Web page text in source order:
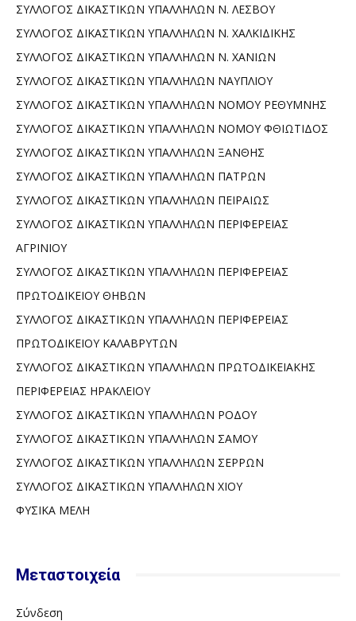
ΣΥΛΛΟΓΟΣ ΔΙΚΑΣΤΙΚΩΝ ΥΠΑΛΛΗΛΩΝ Ν. ΛΕΣΒΟΥ
ΣΥΛΛΟΓΟΣ ΔΙΚΑΣΤΙΚΩΝ ΥΠΑΛΛΗΛΩΝ Ν. ΧΑΛΚΙΔΙΚΗΣ
ΣΥΛΛΟΓΟΣ ΔΙΚΑΣΤΙΚΩΝ ΥΠΑΛΛΗΛΩΝ Ν. ΧΑΝΙΩΝ
ΣΥΛΛΟΓΟΣ ΔΙΚΑΣΤΙΚΩΝ ΥΠΑΛΛΗΛΩΝ ΝΑΥΠΛΙΟΥ
ΣΥΛΛΟΓΟΣ ΔΙΚΑΣΤΙΚΩΝ ΥΠΑΛΛΗΛΩΝ ΝΟΜΟΥ ΡΕΘΥΜΝΗΣ
ΣΥΛΛΟΓΟΣ ΔΙΚΑΣΤΙΚΩΝ ΥΠΑΛΛΗΛΩΝ ΝΟΜΟΥ ΦΘΙΩΤΙΔΟΣ
ΣΥΛΛΟΓΟΣ ΔΙΚΑΣΤΙΚΩΝ ΥΠΑΛΛΗΛΩΝ ΞΑΝΘΗΣ
ΣΥΛΛΟΓΟΣ ΔΙΚΑΣΤΙΚΩΝ ΥΠΑΛΛΗΛΩΝ ΠΑΤΡΩΝ
ΣΥΛΛΟΓΟΣ ΔΙΚΑΣΤΙΚΩΝ ΥΠΑΛΛΗΛΩΝ ΠΕΙΡΑΙΩΣ
ΣΥΛΛΟΓΟΣ ΔΙΚΑΣΤΙΚΩΝ ΥΠΑΛΛΗΛΩΝ ΠΕΡΙΦΕΡΕΙΑΣ
ΑΓΡΙΝΙΟΥ
ΣΥΛΛΟΓΟΣ ΔΙΚΑΣΤΙΚΩΝ ΥΠΑΛΛΗΛΩΝ ΠΕΡΙΦΕΡΕΙΑΣ
ΠΡΩΤΟΔΙΚΕΙΟΥ ΘΗΒΩΝ
ΣΥΛΛΟΓΟΣ ΔΙΚΑΣΤΙΚΩΝ ΥΠΑΛΛΗΛΩΝ ΠΕΡΙΦΕΡΕΙΑΣ
ΠΡΩΤΟΔΙΚΕΙΟΥ ΚΑΛΑΒΡΥΤΩΝ
ΣΥΛΛΟΓΟΣ ΔΙΚΑΣΤΙΚΩΝ ΥΠΑΛΛΗΛΩΝ ΠΡΩΤΟΔΙΚΕΙΑΚΗΣ
ΠΕΡΙΦΕΡΕΙΑΣ ΗΡΑΚΛΕΙΟΥ
ΣΥΛΛΟΓΟΣ ΔΙΚΑΣΤΙΚΩΝ ΥΠΑΛΛΗΛΩΝ ΡΟΔΟΥ
ΣΥΛΛΟΓΟΣ ΔΙΚΑΣΤΙΚΩΝ ΥΠΑΛΛΗΛΩΝ ΣΑΜΟΥ
ΣΥΛΛΟΓΟΣ ΔΙΚΑΣΤΙΚΩΝ ΥΠΑΛΛΗΛΩΝ ΣΕΡΡΩΝ
ΣΥΛΛΟΓΟΣ ΔΙΚΑΣΤΙΚΩΝ ΥΠΑΛΛΗΛΩΝ ΧΙΟΥ
ΦΥΣΙΚΑ ΜΕΛΗ
Μεταστοιχεία
Σύνδεση